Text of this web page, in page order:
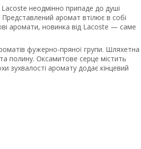
неодмінно припаде до душі
Представлений аромат втілює в собі
аромати, новинка від Lacoste — саме
фужерно-пряної групи. Шляхетна
полину. Оксамитове серце містить
зухвалості аромату додає кінцевий